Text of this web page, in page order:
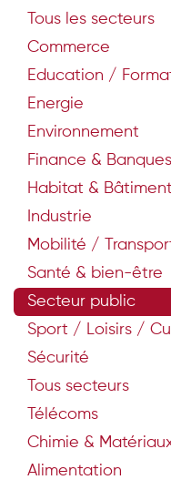
Tous les secteurs
Commerce
Education /
Energie
Environnement
Finance & Banques
Habitat & Bâtiment
Industrie
Mobilité /
Santé & bien-être
Secteur public
Sport / Loisirs /
Sécurité
Tous secteurs
Télécoms
Chimie &
Alimentation